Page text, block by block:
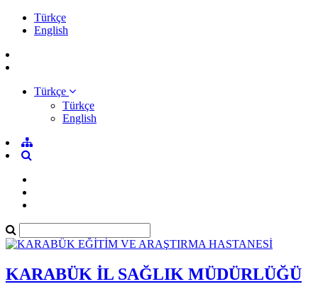
Türkçe
English
Türkçe
Türkçe
English
KARABÜK İL SAĞLIK MÜDÜRLÜĞÜ